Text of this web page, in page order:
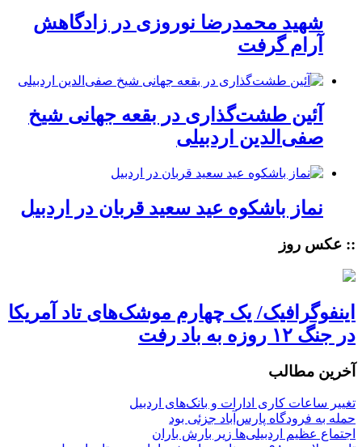
شهید محمدرضا نوروزی در زادگاهش
آرام گرفت
آئین طشت‌گذاری در بقعه جهانی شیخ
صفی‌الدین اردبیلی
نماز باشکوه عید سعید قربان در اردبیل
:: عکس روز
اینفوگرافیک/ یک چهارم موشک‌های تاد آمریکا
در جنگ ۱۲ روزه به باد رفت
آخرین مطالب
تغییر ساعات کاری ادارات و بانک‌های اردبیل
حمله به فرودگاه پارس‌‌آباد جزئی بود
اجتماع عظیم اردبیلی‌ها زیر بارش باران